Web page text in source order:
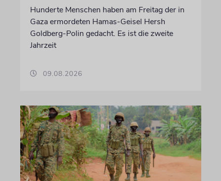
Hunderte Menschen haben am Freitag der in
Gaza ermordeten Hamas-Geisel Hersh
Goldberg-Polin gedacht. Es ist die zweite
Jahrzeit
09.08.2026